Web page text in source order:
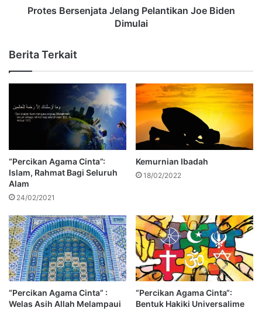
Protes Bersenjata Jelang Pelantikan Joe Biden
Dimulai
Berita Terkait
“Percikan Agama Cinta”:
Islam, Rahmat Bagi Seluruh
Alam
24/02/2021
Kemurnian Ibadah
18/02/2022
“Percikan Agama Cinta” :
Welas Asih Allah Melampaui
“Percikan Agama Cinta“:
Bentuk Hakiki Universalime